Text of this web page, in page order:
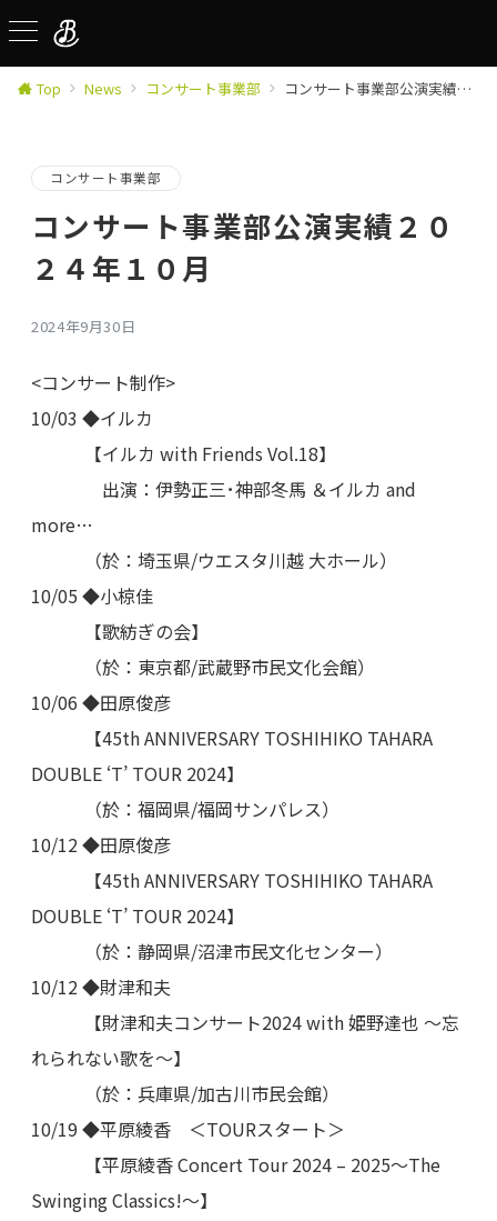
Top News コンサート事業部 コンサート事業部公演実績２０２４年１０月
コンサート事業部
コンサート事業部公演実績２０
２４年１０月
2024年9月30日
<コンサート制作>
10/03 ◆イルカ
【イルカ with Friends Vol.18】
出演：伊勢正三･神部冬馬 ＆イルカ and
more…
（於：埼玉県/ウエスタ川越 大ホール）
10/05 ◆小椋佳
【歌紡ぎの会】
（於：東京都/武蔵野市民文化会館）
10/06 ◆田原俊彦
【45th ANNIVERSARY TOSHIHIKO TAHARA
DOUBLE ‘T’ TOUR 2024】
（於：福岡県/福岡サンパレス）
10/12 ◆田原俊彦
【45th ANNIVERSARY TOSHIHIKO TAHARA
DOUBLE ‘T’ TOUR 2024】
（於：静岡県/沼津市民文化センター）
10/12 ◆財津和夫
【財津和夫コンサート2024 with 姫野達也 ～忘
れられない歌を～】
（於：兵庫県/加古川市民会館）
10/19 ◆平原綾香 ＜TOURスタート＞
【平原綾香 Concert Tour 2024 – 2025〜The
Swinging Classics!〜】